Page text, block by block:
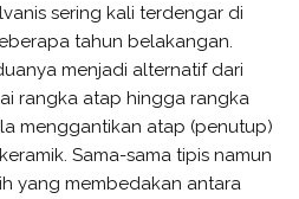
sering kali terdengar di
tahun belakangan.
menjadi alternatif dari
rangka atap hingga rangka
menggantikan atap (penutup)
Sama-sama tipis namun
yang membedakan antara